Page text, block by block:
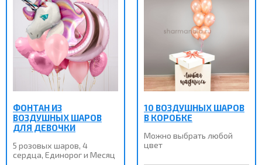
ФОНТАН ИЗ
ВОЗДУШНЫХ ШАРОВ
ДЛЯ ДЕВОЧКИ
5 розовых шаров, 4
сердца, Единорог и Месяц
10 ВОЗДУШНЫХ ШАРОВ
В КОРОБКЕ
Можно выбрать любой
цвет